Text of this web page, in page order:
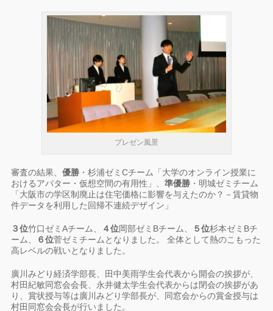
プレゼン風景
審査の結果、優勝 ・杉浦ゼミCチーム「大学のオンライン授業に
おけるアバター・仮想空間の有用性」、準優勝 ・明城ゼミチーム
「大阪市の学区制廃止は住宅価格に影響を与えたのか？－賃貸物
件データを利用した回帰不連続デザイン」
３位竹口ゼミAチーム、 ４位岡部ゼミBチーム、 ５位杉本ゼミBチ
ーム、
６位菅ゼミチームとなりました。 全体として熱のこもった
高レベルの戦いとなりました。
廣川みどり経済学部長、田中美雨学生会代表から開会の挨拶が、
村田紀敏同窓会会長、永井健太学生会代表からは閉会の挨拶があ
り、賞状授与等は廣川みどり学部長が、同窓会からの賞金授与は
村田同窓会会長が行いました。